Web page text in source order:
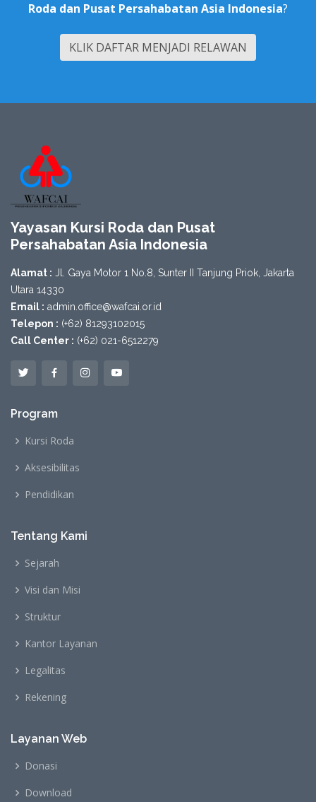
Roda dan Pusat Persahabatan Asia Indonesia?
KLIK DAFTAR MENJADI RELAWAN
Yayasan Kursi Roda dan Pusat
Persahabatan Asia Indonesia
Alamat : Jl. Gaya Motor 1 No.8, Sunter II Tanjung Priok, Jakarta
Utara 14330
Email : admin.office@wafcai.or.id
Telepon : (+62) 81293102015
Call Center : (+62) 021-6512279
Program
Kursi Roda
Aksesibilitas
Pendidikan
Tentang Kami
Sejarah
Visi dan Misi
Struktur
Kantor Layanan
Legalitas
Rekening
Layanan Web
Donasi
Download